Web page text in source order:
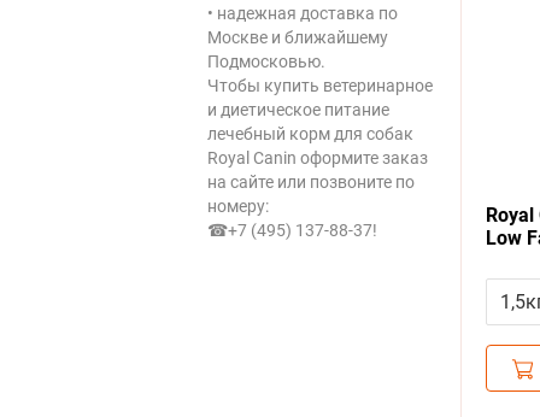
• надежная доставка по
Москве и ближайшему
Подмосковью.
Чтобы купить ветеринарное
и диетическое питание
лечебный корм для собак
Royal Canin оформите заказ
на сайте или позвоните по
номеру:
☎+7 (495) 137-88-37!
Low
для